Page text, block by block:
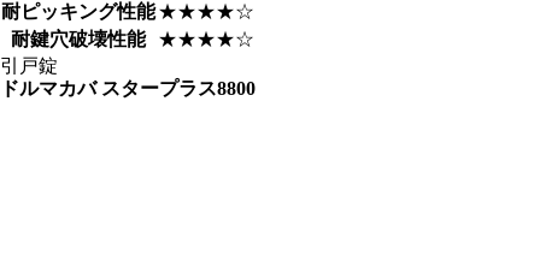
耐ピッキング性能★★★★☆
耐鍵穴破壊性能
★★★★☆
引戸錠
ドルマカバ スタープラス8800